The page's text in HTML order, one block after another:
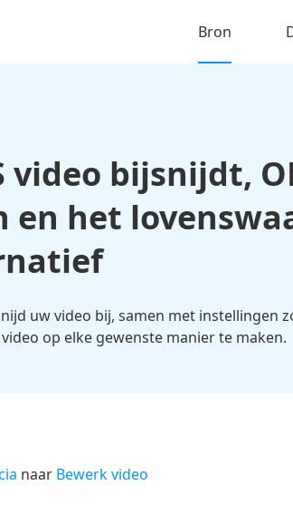
Bron
video bijsnijdt,
het
uw video bij, samen met instellingen
op elke gewenste manier te maken.
naar Bewerk video